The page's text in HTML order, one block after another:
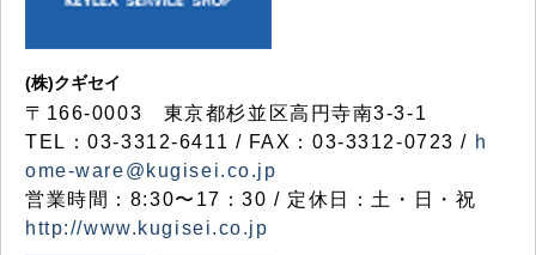
(株)クギセイ
〒166-0003 東京都杉並区高円寺南3-3-1
TEL：03-3312-6411 / FAX：03-3312-0723 / h
ome-ware@kugisei.co.jp
営業時間：8:30〜17：30 / 定休日：土・日・祝
http://www.kugisei.co.jp